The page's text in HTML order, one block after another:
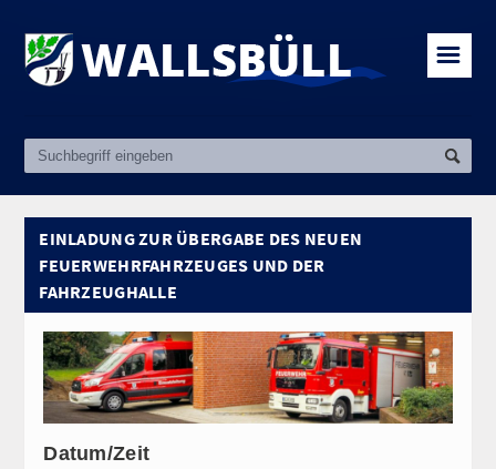
☰
EINLADUNG ZUR ÜBERGABE DES NEUEN
FEUERWEHRFAHRZEUGES UND DER
FAHRZEUGHALLE
Datum/Zeit